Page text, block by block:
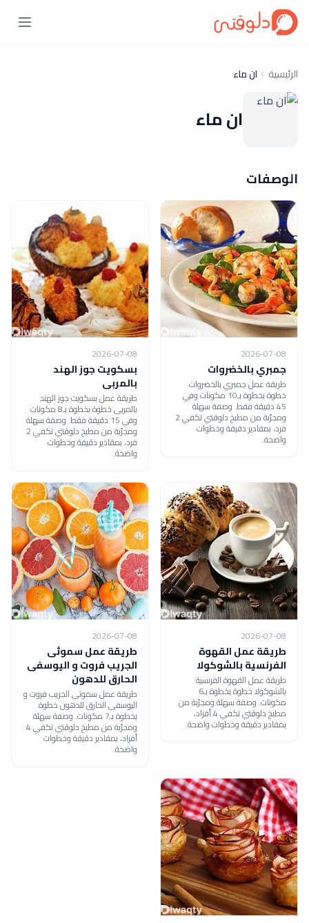
الرئيسية ان ماء
ان ماء
الوصفات
2026-07-08
جمبري بالخضروات
طريقة عمل جمبري بالخضروات
خطوة بخطوة بـ10 مكونات وفي
45 دقيقة فقط. وصفة سهلة
ومجرّبة من مطبخ دلوقتي تكفي 2
فرد، بمقادير دقيقة وخطوات
واضحة.
2026-07-08
بسكويت جوز الهند
بالمربى
طريقة عمل بسكويت جوز الهند
بالمربى خطوة بخطوة بـ8 مكونات
وفي 15 دقيقة فقط. وصفة سهلة
ومجرّبة من مطبخ دلوقتي تكفي 2
فرد، بمقادير دقيقة وخطوات
واضحة.
2026-07-08
طريقة عمل القهوة
الفرنسية بالشوكولا
طريقة عمل القهوة الفرنسية
بالشوكولا خطوة بخطوة بـ6
مكونات. وصفة سهلة ومجرّبة من
مطبخ دلوقتي تكفي 4 أفراد،
بمقادير دقيقة وخطوات واضحة.
2026-07-08
طريقة عمل سموثى
الجريب فروت و اليوسفى
الحارق للدهون
طريقة عمل سموثى الجريب فروت و
اليوسفى الحارق للدهون خطوة
بخطوة بـ7 مكونات. وصفة سهلة
ومجرّبة من مطبخ دلوقتي تكفي 4
أفراد، بمقادير دقيقة وخطوات
واضحة.